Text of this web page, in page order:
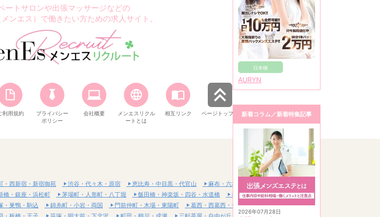
日本橋
AURYN
新着コラム／新着特集記事
2026年07月28日
ートサロンや出張マッサージなどの
メンエス）で働きたい方ための求人サイト。
利用規約
プライバシー
ポリシー
会社概要
メンエスリクル
ートとは
相互リンク ページトップへ
・西新宿・新宿御苑 渋谷・代々木・原宿 恵比寿・中目黒・代官山
麻布・六本木・赤坂
橋・銀座・浜松町 茅場町・人形町・八丁堀 飯田橋・神楽坂・四谷・水道橋
神田・秋葉原・浅草橋
・巣鴨・駒込 錦糸町・小岩・両国 門前仲町・木場・東陽町
葛西・西葛西・一之江